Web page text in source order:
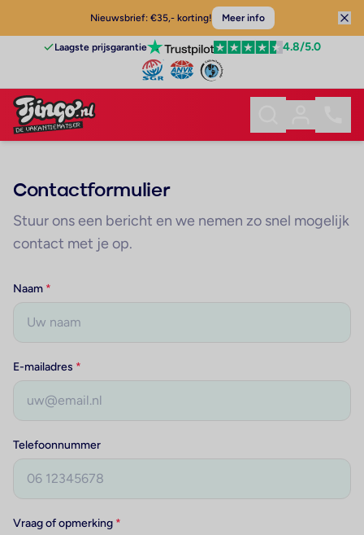
Nieuwsbrief: €35,- korting! Meer info
Laagste prijsgarantie 4.8/5.0
Contactformulier
Stuur ons een bericht en we nemen zo snel mogelijk
contact met je op.
Naam *
E-mailadres *
Telefoonnummer
Vraag of opmerking *